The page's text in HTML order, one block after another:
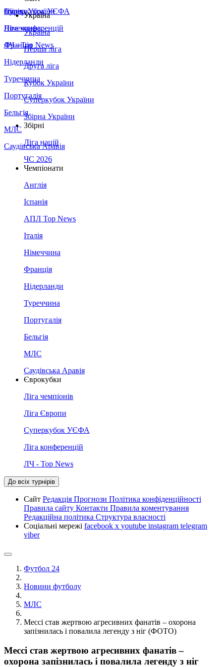
Збірна України
Італія
Німеччина
Франція
Нідерланди
Туреччина
Португалія
Бельгія
МЛС
Саудівська Аравія
Суперкубок УЄФА
Ліга конференцій
ЛЧ - Top News
Україна
Україна
Перша ліга
Друга ліга
Кубок України
Суперкубок України
Збірна України
Збірні
Ліга націй
ЧС 2026
Чемпіонати
Англія
Іспанія
АПЛ Top News
Італія
Німеччина
Франція
Нідерланди
Туреччина
Португалія
Бельгія
МЛС
Саудівська Аравія
Єврокубки
Ліга чемпіонів
Ліга Європи
Суперкубок УЄФА
Ліга конференцій
ЛЧ - Top News
До всіх турнірів
Сайт Редакція Прогнози Політика конфіденційності
Правила сайту Контакти Правила коментування
Редакційна політика Структура власності
Соціальні мережі facebook x youtube instagram telegram
viber
Футбол 24
Новини футболу
МЛС
Мессі став жертвою агресивних фанатів – охорона
запізнилась і повалила легенду з ніг (ФОТО)
Мессі став жертвою агресивних фанатів –
охорона запізнилась і повалила легенду з ніг